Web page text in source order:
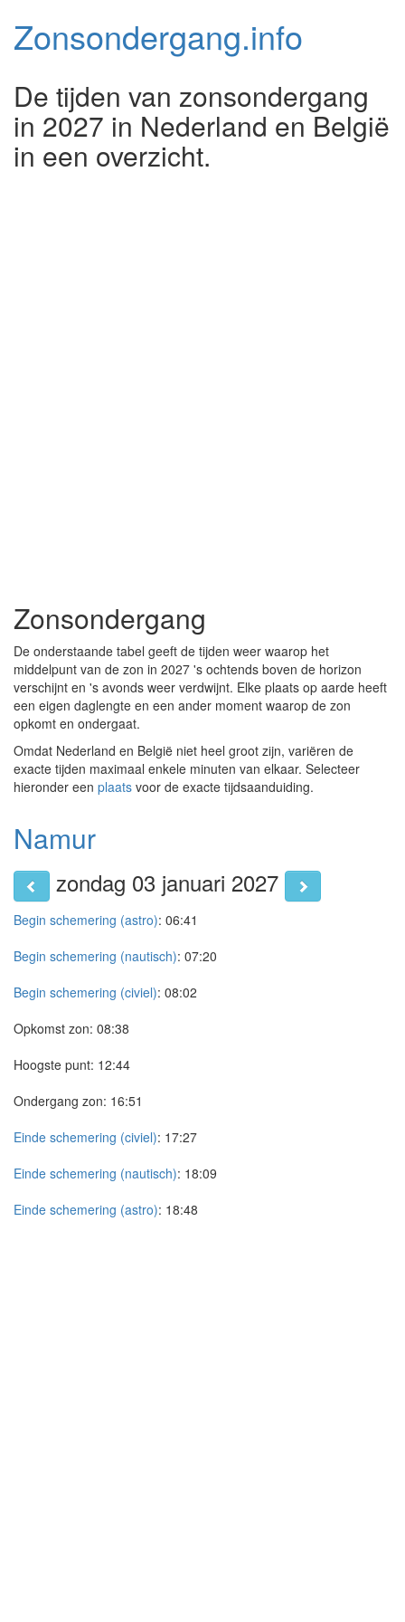
Zonsondergang.info
De tijden van zonsondergang
in 2027 in Nederland en België
in een overzicht.
Zonsondergang
De onderstaande tabel geeft de tijden weer waarop het
middelpunt van de zon in 2027 's ochtends boven de horizon
verschijnt en 's avonds weer verdwijnt. Elke plaats op aarde heeft
een eigen daglengte en een ander moment waarop de zon
opkomt en ondergaat.
Omdat Nederland en België niet heel groot zijn, variëren de
exacte tijden maximaal enkele minuten van elkaar. Selecteer
hieronder een plaats voor de exacte tijdsaanduiding.
Namur
zondag 03 januari 2027
Begin schemering (astro): 06:41
Begin schemering (nautisch): 07:20
Begin schemering (civiel): 08:02
Opkomst zon: 08:38
Hoogste punt: 12:44
Ondergang zon: 16:51
Einde schemering (civiel): 17:27
Einde schemering (nautisch): 18:09
Einde schemering (astro): 18:48